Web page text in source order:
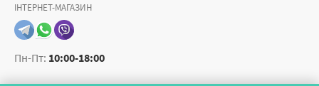
ІНТЕРНЕТ-МАГАЗИН
Пн-Пт: 10:00-18:00